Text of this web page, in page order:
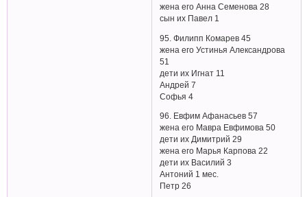
жена его Анна Семенова 28
сын их Павел 1
95. Филипп Комарев 45
жена его Устинья Александрова
51
дети их Игнат 11
Андрей 7
Софья 4
96. Евфим Афанасьев 57
жена его Мавра Евфимова 50
дети их Димитрий 29
жена его Марья Карпова 22
дети их Василий 3
Антоний 1 мес.
Петр 26